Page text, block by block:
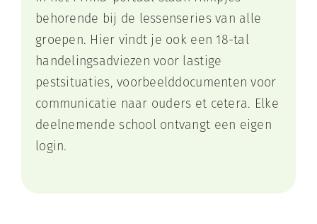
behorende bij de lessenseries van alle
groepen. Hier vindt je ook een 18-tal
handelingsadviezen voor lastige
pestsituaties, voorbeelddocu menten voor
communicatie naar ouders et cetera. Elke
deelnemende school ontvangt een eigen
login.